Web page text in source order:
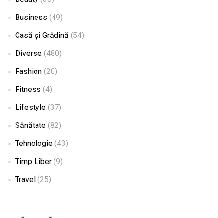
Business (49)
Casă și Grădină (54)
Diverse (480)
Fashion (20)
Fitness (4)
Lifestyle (37)
Sănătate (82)
Tehnologie (43)
Timp Liber (9)
Travel (25)